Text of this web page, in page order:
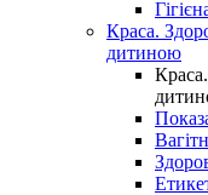
Краса.
дитиною